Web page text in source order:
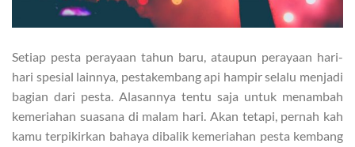
Setiap pesta perayaan tahun baru, ataupun perayaan hari-
hari spesial lainnya, pestakembang api hampir selalu menjadi
bagian dari pesta. Alasannya tentu saja untuk menambah
kemeriahan suasana di malam hari. Akan tetapi, pernah kah
kamu terpikirkan bahaya dibalik kemeriahan pesta kembang